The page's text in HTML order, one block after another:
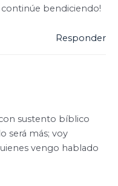
continúe bendiciendo!
Responder
sustento bíblico
será más; voy
vengo hablado